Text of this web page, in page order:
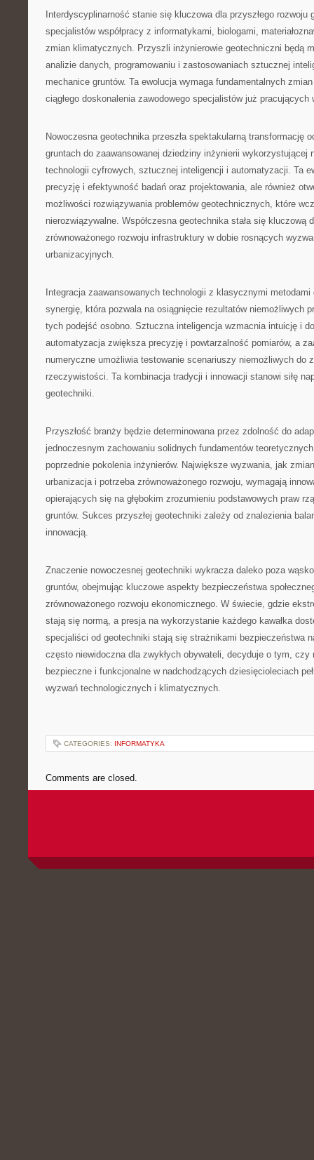
Interdyscyplinarność stanie się kluczowa dla przyszłego rozwoju
specjalistów współpracy z informatykami, biologami,
zmian klimatycznych. Przyszli inżynierowie geotechniczni będą
analizie danych, programowaniu i zastosowaniach sztucznej
mechanice gruntów. Ta ewolucja wymaga fundamentalnych
ciągłego doskonalenia zawodowego specjalistów już pracujących
Nowoczesna geotechnika przeszła spektakularną transformację
gruntach do zaawansowanej dziedziny inżynierii wykorzystującej
technologii cyfrowych, sztucznej inteligencji i automatyzacji. Ta
precyzję i efektywność badań oraz projektowania, ale również
możliwości rozwiązywania problemów geotechnicznych, które
nierozwiązywalne. Współczesna geotechnika stała się kluczową
zrównoważonego rozwoju infrastruktury w dobie rosnących
urbanizacyjnych.
Integracja zaawansowanych technologii z klasycznymi
synergię, która pozwala na osiągnięcie rezultatów niemożliwych
tych podejść osobno. Sztuczna inteligencja wzmacnia intuicję i
automatyzacja zwiększa precyzję i powtarzalność pomiarów, a
numeryczne umożliwia testowanie scenariuszy niemożliwych do
rzeczywistości. Ta kombinacja tradycji i innowacji stanowi siłę
geotechniki.
Przyszłość branży będzie determinowana przez zdolność do
jednoczesnym zachowaniu solidnych fundamentów
poprzednie pokolenia inżynierów. Największe wyzwania, jak
urbanizacja i potrzeba zrównoważonego rozwoju, wymagają
opierających się na głębokim zrozumieniu podstawowych praw
gruntów. Sukces przyszłej geotechniki zależy od znalezienia
innowacją.
Znaczenie nowoczesnej geotechniki wykracza daleko poza
gruntów, obejmując kluczowe aspekty bezpieczeństwa
zrównoważonego rozwoju ekonomicznego. W świecie, gdzie
stają się normą, a presja na wykorzystanie każdego kawałka
specjaliści od geotechniki stają się strażnikami bezpieczeństwa
często niewidoczna dla zwykłych obywateli, decyduje o tym, czy
bezpieczne i funkcjonalne w nadchodzących dziesięcioleciach
wyzwań technologicznych i klimatycznych.
CATEGORIES: INFORMATYKA
Comments are closed.